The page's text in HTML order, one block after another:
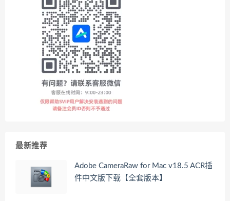
最新推荐
Adobe CameraRaw for Mac v18.5 ACR插
件中文版下载【全套版本】